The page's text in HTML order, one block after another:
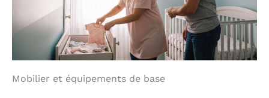
Mobilier et équipements de base